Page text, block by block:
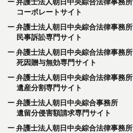
コーポレートサイト
弁護士法人朝日中央綜合法律事務所
民事訴訟専門サイト
弁護士法人朝日中央綜合法律事務所
死因贈与無効専門サイト
弁護士法人朝日中央綜合法律事務所
遺産分割専門サイト
弁護士法人朝日中央綜合事務所
遺留分侵害額請求専門サイト
弁護士法人朝日中央綜合法律事務所